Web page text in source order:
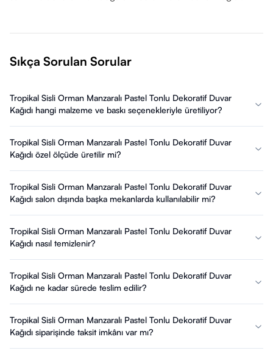
Sıkça Sorulan Sorular
Tropikal Sisli Orman Manzaralı Pastel Tonlu Dekoratif Duvar
Kağıdı hangi malzeme ve baskı seçenekleriyle üretiliyor?
Tropikal Sisli Orman Manzaralı Pastel Tonlu Dekoratif Duvar
Kağıdı özel ölçüde üretilir mi?
Tropikal Sisli Orman Manzaralı Pastel Tonlu Dekoratif Duvar
Kağıdı salon dışında başka mekanlarda kullanılabilir mi?
Tropikal Sisli Orman Manzaralı Pastel Tonlu Dekoratif Duvar
Kağıdı nasıl temizlenir?
Tropikal Sisli Orman Manzaralı Pastel Tonlu Dekoratif Duvar
Kağıdı ne kadar sürede teslim edilir?
Tropikal Sisli Orman Manzaralı Pastel Tonlu Dekoratif Duvar
Kağıdı siparişinde taksit imkânı var mı?